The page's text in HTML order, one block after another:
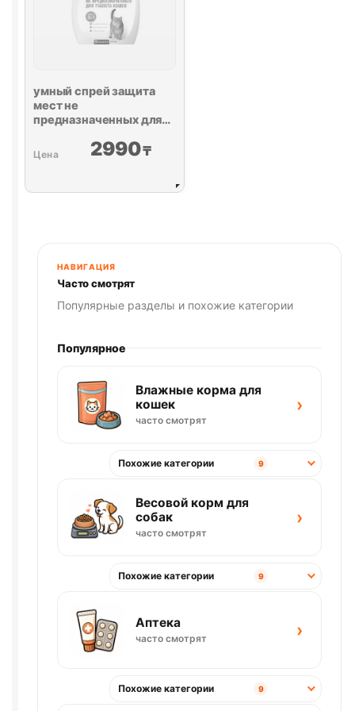
умный спрей защита
мест не
предназначенных для
2990₸
НАВИГАЦИЯ
Часто смотрят
Популярные разделы и похожие категории
Популярное
Влажные корма для
кошек
часто смотрят
›
Похожие категории 9
Весовой корм для
собак
часто смотрят
›
Похожие категории 9
Аптека
часто смотрят ›
Похожие категории 9